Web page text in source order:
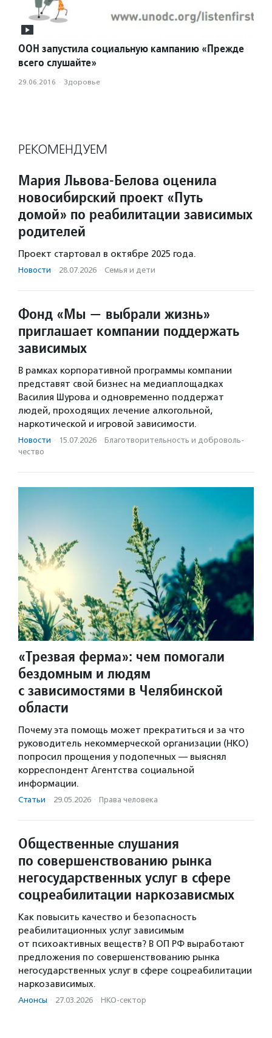
ООН запустила социальную кампанию «Прежде
всего слушайте»
29.06.2016 · Здоровье
РЕКОМЕНДУЕМ
Мария Львова-Белова оценила
новосибирский проект «Путь
домой» по реабилитации зависимых
родителей
Проект стартовал в октябре 2025 года.
Новости · 28.07.2026 · Семья и дети
Фонд «Мы — выбрали жизнь»
приглашает компании поддержать
зависимых
В рамках корпоративной программы компании
представят свой бизнес на медиаплощадках
Василия Шурова и одновременно поддержат
людей, проходящих лечение алкогольной,
наркотической и игровой зависимости.
Новости · 15.07.2026 · Благотвори­тель­ность и доброволь­
чест­во
«Трезвая ферма»: чем помогали
бездомным и людям
с зависимостями в Челябинской
области
Почему эта помощь может прекратиться и за что
руководитель некоммерческой организации (НКО)
попросил прощения у подопечных — выяснял
корреспондент Агентства социальной
информации.
Статьи · 29.05.2026 · Права человека
Общественные слушания
по совершенствованию рынка
негосударственных услуг в сфере
соцреабилитации наркозависмых
Как повысить качество и безопасность
реабилитационных услуг зависимым
от психоактивных веществ? В ОП РФ выработают
предложения по совершенствованию рынка
негосударственных услуг в сфере соцреабилитации
наркозависимых.
Анонсы · 27.03.2026 · НКО-сектор